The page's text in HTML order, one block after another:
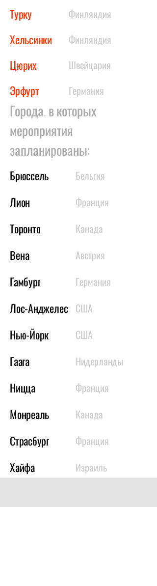
Турку Финляндия
Хельсинки Финляндия
Цюрих Швейцария
Эрфурт Германия
Города, в которых
мероприятия
запланированы:
Брюссель Бельгия
Лион Франция
Торонто Канада
Вена Австрия
Гамбург Германия
Лос-Анджелес США
Нью-Йорк США
Гаага Нидерланды
Ницца Франция
Монреаль Канада
Страсбург Франция
Хайфа Израиль